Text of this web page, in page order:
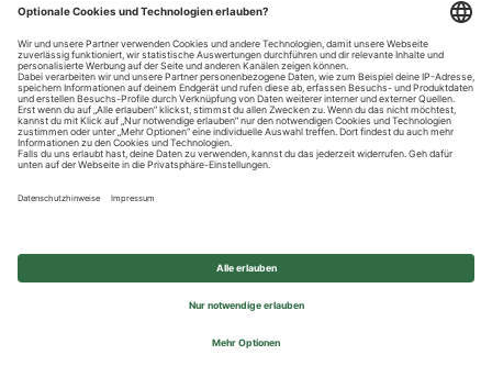
Datenschutzhinweise
Impressum
Privatsphäre-Einstellungen
© 2026 REWE Group - All rights reserved